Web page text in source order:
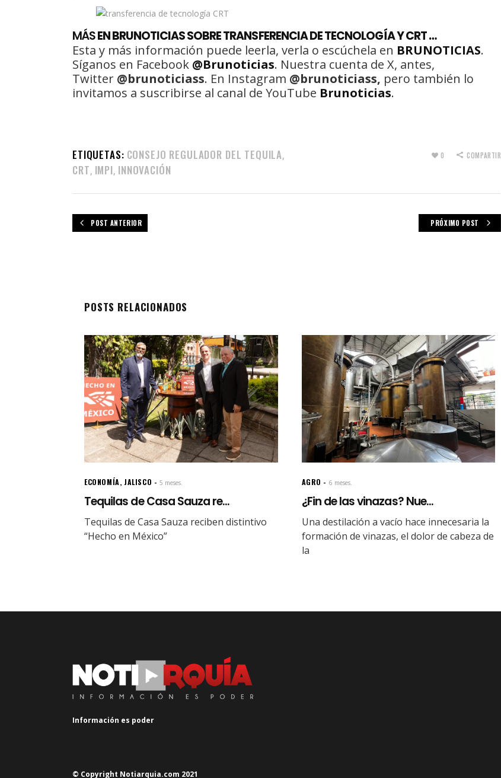
MÁSEN BRUNOTICIAS SOBRE TRANSFERENCIA DE TECNOLOGÍA Y CRT …
Esta y más información puede leerla, verla o escúchela en BRUNOTICIAS.
Síganos en Facebook @Brunoticias. Nuestra cuenta de X, antes,
Twitter @brunoticiass. En Instagram @brunoticiass, pero también lo
invitamos a suscribirse al canal de YouTube Brunoticias.
ETIQUETAS: CONSEJO REGULADOR DEL TEQUILA,
CRT, IMPI, INNOVACIÓN
0 COMPARTIR
POST ANTERIOR PRÓXIMO POST
POSTS RELACIONADOS
ECONOMÍA, JALISCO 5 meses.
Tequilas de Casa Sauza re...
Tequilas de Casa Sauza reciben distintivo
“Hecho en México”
AGRO 6 meses.
¿Fin de las vinazas? Nue...
Una destilación a vacío hace innecesaria la
formación de vinazas, el dolor de cabeza de
la
Información es poder
© Copyright Notiarquia.com 2021